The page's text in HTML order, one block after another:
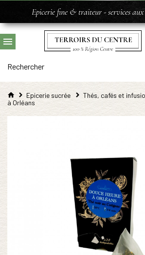
Epicerie fine & traiteur - services aux
Epicerie sucrée Thés, cafés et
à Orléans